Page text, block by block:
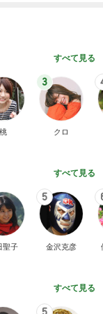
すべて見る
桃
3
クロ
すべて見る
聖子
5
金沢克彦
すべて見る
5